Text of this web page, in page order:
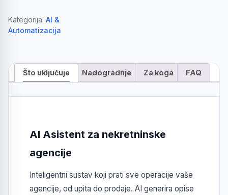
Kategorija: AI &
Automatizacija
Što uključuje Nadogradnje Za koga FAQ
AI Asistent za nekretninske
agencije
Inteligentni sustav koji prati sve operacije vaše
agencije, od upita do prodaje. AI generira opise